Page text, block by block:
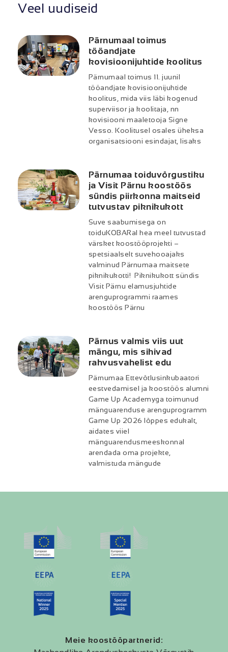
Veel uudiseid
Pärnumaal toimus
tööandjate
kovisioonijuhtide koolitus
Pärnumaal toimus 11. juunil
tööandjate kovisioonijuhtide
koolitus, mida viis läbi kogenud
superviisor ja koolitaja, nn
kovisiooni maaletooja Signe
Vesso. Koolitusel osales üheksa
organisatsiooni esindajat, lisaks
Pärnumaa toiduvõrgustiku
ja Visit Pärnu koostöös
sündis piirkonna maitseid
tutvustav piknikukott
Suve saabumisega on
toiduKOBARal hea meel tutvustad
värsket koostööprojekti –
spetsiaalselt suvehooajaks
valminud Pärnumaa maitsete
piknikukotti! Piknikukott sündis
Visit Pärnu elamusjuhtide
arenguprogrammi raames
koostöös Pärnu
Pärnus valmis viis uut
mängu, mis sihivad
rahvusvahelist edu
Pärnumaa Ettevõtlusinkubaatori
eestvedamisel ja koostöös alumni
Game Up Academyga toimunud
mänguarenduse arenguprogramm
Game Up 2026 lõppes edukalt,
aidates viiel
mänguarendusmeeskonnal
arendada oma projekte,
valmistuda mängude
Meie koostööpartnerid: